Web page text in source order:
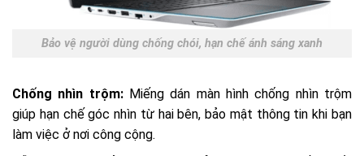
Bảo vệ người dùng chống chói, hạn chế ánh sáng xanh
Chống nhìn trộm:Miếng dán màn hình chống nhìn trộm
giúp hạn chế góc nhìn từ hai bên, bảo mật thông tin khi bạn
làm việc ở nơi công cộng.